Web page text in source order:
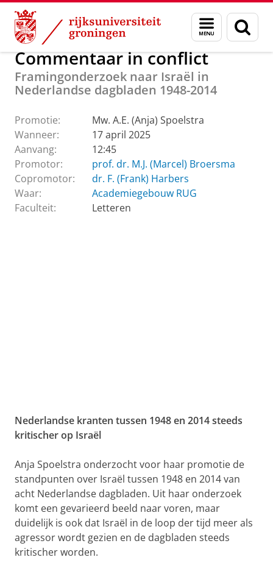
Skip
Content
Skip
Navigation
Menu
en
zoeken
Over ons Actueel Evenementen Promoties
Commentaar in conflict
Framingonderzoek naar Israël in
Nederlandse dagbladen 1948-2014
Promotie:
Mw. A.E. (Anja) Spoelstra
Wanneer:
17 april 2025
Aanvang:
12:45
Promotor:
prof. dr. M.J. (Marcel) Broersma
Copromotor:
dr. F. (Frank) Harbers
Waar:
Academiegebouw RUG
Faculteit:
Letteren
Nederlandse kranten tussen 1948 en 2014 steeds
kritischer op Israël
Anja Spoelstra onderzocht voor haar promotie de
standpunten over Israël tussen 1948 en 2014 van
acht Nederlandse dagbladen. Uit haar onderzoek
komt een gevarieerd beeld naar voren, maar
duidelijk is ook dat Israël in de loop der tijd meer als
agressor wordt gezien en de dagbladen steeds
kritischer worden.